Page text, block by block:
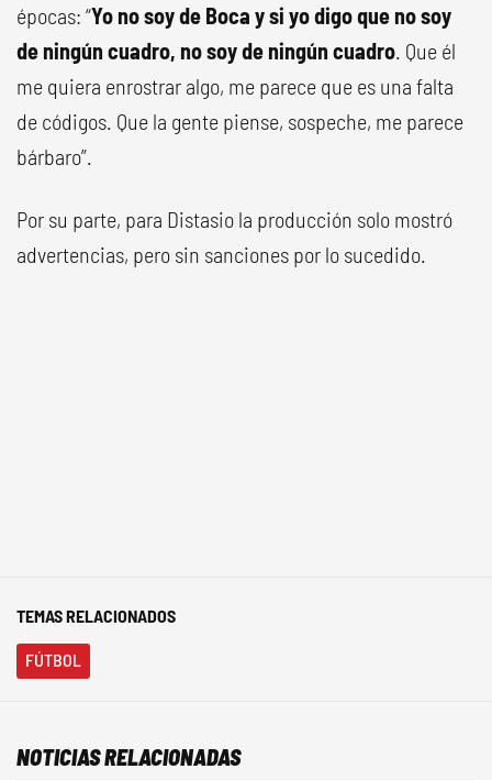
épocas: “Yo no soy de Boca y si yo digo que no soy
de ningún cuadro, no soy de ningún cuadro. Que él
me quiera enrostrar algo, me parece que es una falta
de códigos. Que la gente piense, sospeche, me parece
bárbaro”.
Por su parte, para Distasio la producción solo mostró
advertencias, pero sin sanciones por lo sucedido.
TEMAS RELACIONADOS
FÚTBOL
NOTICIAS RELACIONADAS